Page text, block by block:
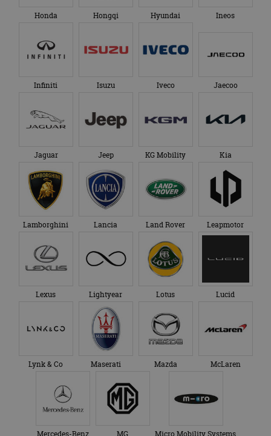
Honda Hongqi Hyundai Ineos
Infiniti Isuzu Iveco Jaecoo
Jaguar Jeep KG Mobility Kia
Lamborghini Lancia Land Rover Leapmotor
Lexus Lightyear Lotus Lucid
Lynk & Co Maserati Mazda McLaren
Google Analytics
om de sessiestatus
genoemde website